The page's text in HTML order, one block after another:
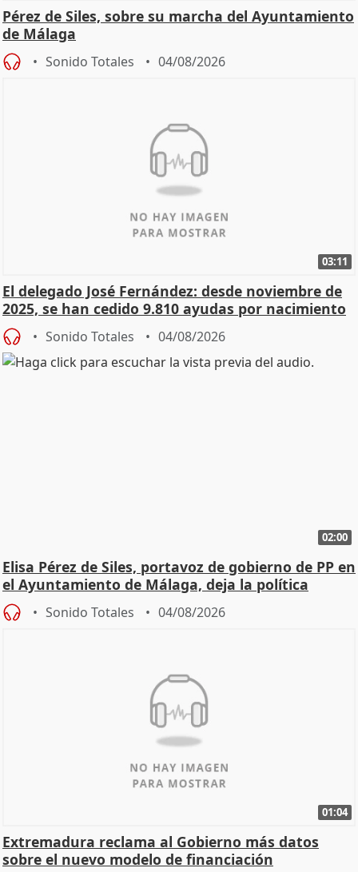
Pérez de Siles, sobre su marcha del Ayuntamiento
de Málaga
Sonido Totales 04/08/2026
03:11
El delegado José Fernández: desde noviembre de
2025, se han cedido 9.810 ayudas por nacimiento
Sonido Totales 04/08/2026
02:00
Elisa Pérez de Siles, portavoz de gobierno de PP en
el Ayuntamiento de Málaga, deja la política
Sonido Totales 04/08/2026
01:04
Extremadura reclama al Gobierno más datos
sobre el nuevo modelo de financiación